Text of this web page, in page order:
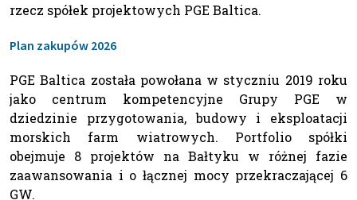
rzecz spółek projektowych PGE Baltica.
Plan zakupów 2026
PGE Baltica została powołana w styczniu 2019 roku
jako centrum kompetencyjne Grupy PGE w
dziedzinie przygotowania, budowy i eksploatacji
morskich farm wiatrowych. Portfolio spółki
obejmuje 8 projektów na Bałtyku w różnej fazie
zaawansowania i o łącznej mocy przekraczającej 6
GW.